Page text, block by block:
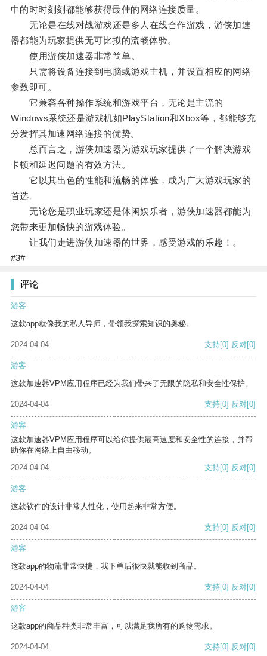
中的时时刻刻都能够获得最佳的网络连接质量。
无论是在线对战游戏还是多人在线合作游戏，游侠加速
器都能为玩家提供无可比拟的流畅体验。
使用游侠加速器非常简单。
只需将设备连接到电脑或游戏主机，并设置相应的网络
参数即可。
它兼容各种操作系统和游戏平台，无论是主流的
Windows系统还是游戏机如PlayStation和Xbox等，都能够充
分发挥其加速网络连接的优势。
总而言之，游侠加速器为游戏玩家提供了一个解决游戏
卡顿和延迟问题的有效方法。
它以其出色的性能和流畅的体验，成为广大游戏玩家的
首选。
无论您是职业玩家还是休闲娱乐者，游侠加速器都能为
您带来更加畅快的游戏体验。
让我们走进游侠加速器的世界，感受游戏的乐趣！。
#3#
评论
游客
这款app就像我的私人导师，带领我探索知识的奥秘。
2024-04-04 支持[0] 反对[0]
游客
这款加速器VPM应用程序已经为我们带来了无限的隐私和安全性保护。
2024-04-04 支持[0] 反对[0]
游客
这款加速器VPM应用程序可以给你提供最高速度和安全性的连接，并帮
助你在网络上自由移动。
2024-04-04
支持[0] 反对[0]
游客
这款软件的设计非常人性化，使用起来非常方便。
2024-04-04 支持[0] 反对[0]
游客
这款app的物流非常快捷，我下单后很快就能收到商品。
2024-04-04 支持[0] 反对[0]
游客
这款app的商品种类非常丰富，可以满足我所有的购物需求。
2024-04-04 支持[0] 反对[0]